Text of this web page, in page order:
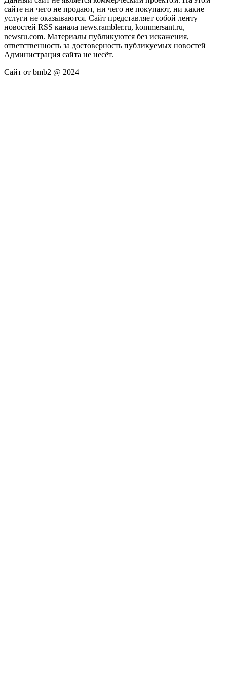
сайте ни чего не продают, ни чего не покупают, ни какие
услуги не оказываются. Сайт представляет собой ленту
новостей RSS канала news.rambler.ru, kommersant.ru,
newsru.com. Материалы публикуются без искажения,
ответственность за достоверность публикуемых новостей
Администрация сайта не несёт.
Сайт от bmb2 @ 2024